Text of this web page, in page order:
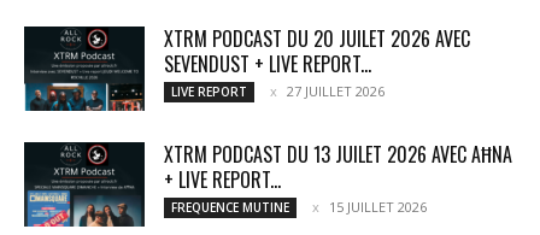
XTRM PODCAST DU 20 JUILET 2026 AVEC
SEVENDUST + LIVE REPORT...
LIVE REPORT 27 JUILLET 2026
XTRM PODCAST DU 13 JUILET 2026 AVEC AĦNA
+ LIVE REPORT...
FREQUENCE MUTINE 15 JUILLET 2026